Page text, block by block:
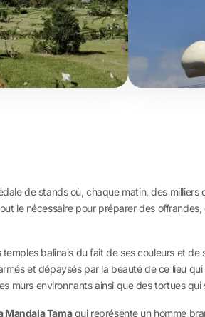
de stands où, chaque matin, des milliers
le nécessaire pour préparer des
balinais du fait de ses couleurs et
et dépaysés par la beauté de ce lieu
murs environnants ainsi que des tortues
Mandala Tamaqui représente un homme